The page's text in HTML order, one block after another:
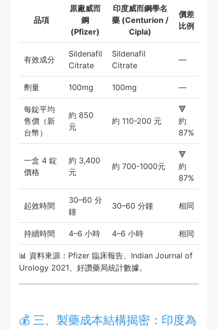
品項
原廠威而
鋼
(Pfizer)
印度威而鋼學名
藥 (Centurion /
Cipla)
價差
比例
有效成分
Sildenafil
Citrate
Sildenafil
Citrate
—
劑量 100mg 100mg —
每錠平均
售價（新
台幣）
約 850
元
約 110-200 元
🔻
約
87%
一盒 4 錠
價格
約 3,400
元
約 700-1000元
🔻
約
87%
起效時間
30–60 分
鐘
30–60 分鐘 相同
持續時間 4–6 小時 4–6 小時 相同
📊 資料來源：Pfizer 臨床報告、Indian Journal of
Urology 2021、好讚藥局統計數據。
💰 三、製藥成本結構揭密：印度為